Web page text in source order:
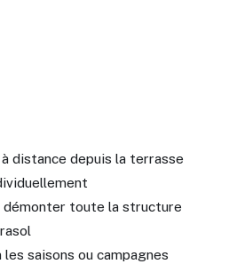
distance depuis la terrasse
démonter toute la structure
saisons ou campagnes